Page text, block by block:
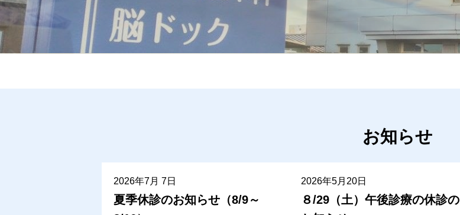
お知らせ
2026年7月 7日
夏季休診のお知らせ（8/9～
2026年5月20日
８/29（土）午後診療の休診の